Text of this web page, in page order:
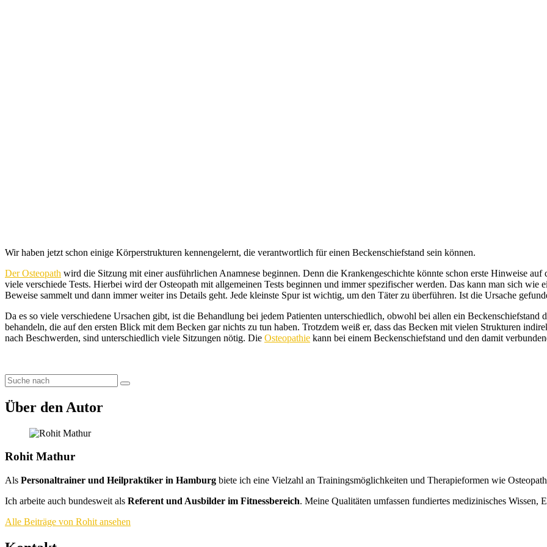
Wir haben jetzt schon einige Körperstrukturen kennengelernt, die verantwortlich für einen Beckenschiefstand sein können.
Der Osteopath wird die Sitzung mit einer ausführlichen Anamnese beginnen. Denn die Krankengeschichte könnte schon erste Hinweise
viele verschiede Tests. Hierbei wird der Osteopath mit allgemeinen Tests beginnen und immer spezifischer werden. Das kann man sich
Beweise sammelt und dann immer weiter ins Details geht. Jede kleinste Spur ist wichtig, um den Täter zu überführen. Ist die Ursache
Da es so viele verschiedene Ursachen gibt, ist die Behandlung bei jedem Patienten unterschiedlich, obwohl bei allen ein
behandeln, die auf den ersten Blick mit dem Becken gar nichts zu tun haben. Trotzdem weiß er, dass das Becken mit vielen Strukturen
nach Beschwerden, sind unterschiedlich viele Sitzungen nötig. Die Osteopathie kann bei einem Beckenschiefstand und den damit
Über den Autor
Rohit Mathur
Als Personaltrainer und Heilpraktiker in Hamburg biete ich eine Vielzahl an Trainingsmöglichkeiten und Therapieformen wie
Ich arbeite auch bundesweit als Referent und Ausbilder im Fitnessbereich. Meine Qualitäten umfassen fundiertes medizinisches
Alle Beiträge von Rohit ansehen